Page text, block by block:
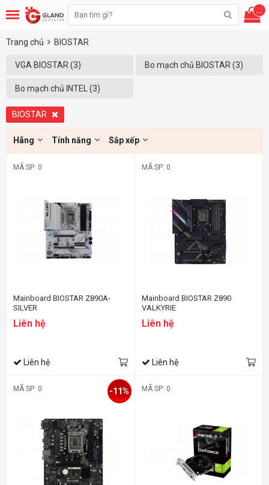
...
Trang chủ BIOSTAR
VGA BIOSTAR (3) Bo mạch chủ BIOSTAR (3)
Bo mạch chủ INTEL (3)
BIOSTAR
Hãng Tính năng Sắp xếp
MÃ SP: 0
Mainboard BIOSTAR Z890A-
SILVER
Liên hệ
Liên hệ
MÃ SP: 0
Mainboard BIOSTAR Z890
VALKYRIE
Liên hệ
Liên hệ
MÃ SP: 0 -11% MÃ SP: 0